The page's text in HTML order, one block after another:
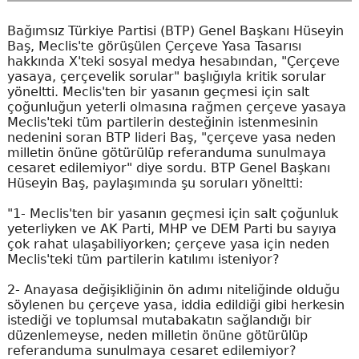
Bağımsız Türkiye Partisi (BTP) Genel Başkanı Hüseyin
Baş, Meclis'te görüşülen Çerçeve Yasa Tasarısı
hakkında X'teki sosyal medya hesabından, "Çerçeve
yasaya, çerçevelik sorular" başlığıyla kritik sorular
yöneltti. Meclis'ten bir yasanın geçmesi için salt
çoğunluğun yeterli olmasına rağmen çerçeve yasaya
Meclis'teki tüm partilerin desteğinin istenmesinin
nedenini soran BTP lideri Baş, "çerçeve yasa neden
milletin önüne götürülüp referanduma sunulmaya
cesaret edilemiyor" diye sordu. BTP Genel Başkanı
Hüseyin Baş, paylaşımında şu soruları yöneltti:
"1- Meclis'ten bir yasanın geçmesi için salt çoğunluk
yeterliyken ve AK Parti, MHP ve DEM Parti bu sayıya
çok rahat ulaşabiliyorken; çerçeve yasa için neden
Meclis'teki tüm partilerin katılımı isteniyor?
2- Anayasa değişikliğinin ön adımı niteliğinde olduğu
söylenen bu çerçeve yasa, iddia edildiği gibi herkesin
istediği ve toplumsal mutabakatın sağlandığı bir
düzenlemeyse, neden milletin önüne götürülüp
referanduma sunulmaya cesaret edilemiyor?